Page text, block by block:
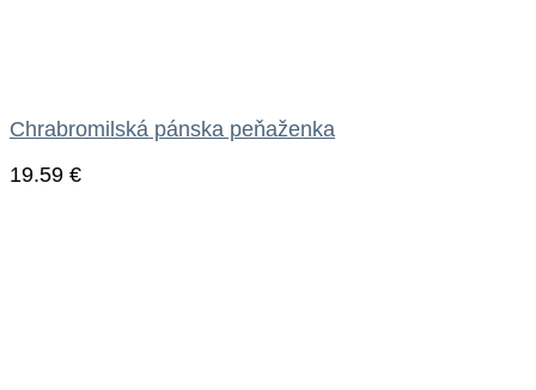
Chrabromilská pánska peňaženka
19.59 €